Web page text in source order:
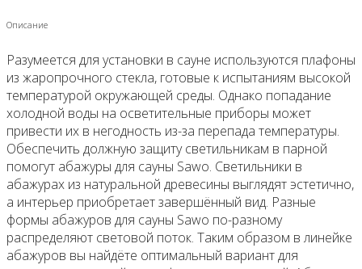
Описание
Разумеется для установки в сауне используются плафоны
из жаропрочного стекла, готовые к испытаниям высокой
температурой окружающей среды. Однако попадание
холодной воды на осветительные приборы может
привести их в негодность из-за перепада температуры.
Обеспечить должную защиту светильникам в парной
помогут абажуры для сауны Sawo. Светильники в
абажурах из натуральной древесины выглядят эстетично,
а интерьер приобретает завершённый вид. Разные
формы абажуров для сауны Sawo по-разному
распределяют световой поток. Таким образом в линейке
абажуров вы найдёте оптимальный вариант для